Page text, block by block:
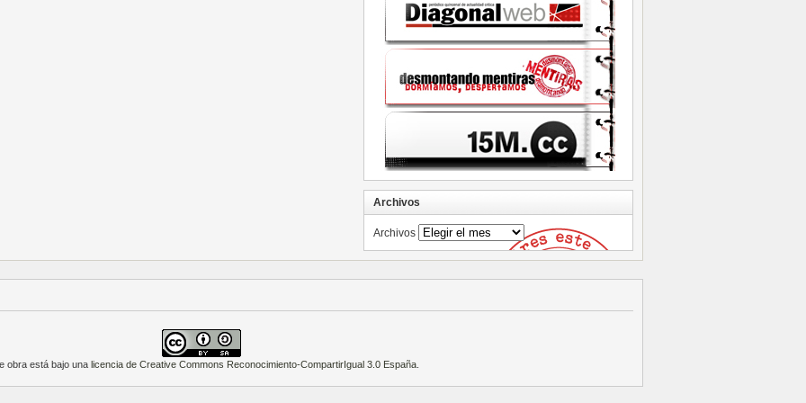
Archivos
Archivos
obra está bajo una licencia de Creative Commons Reconocimiento-CompartirIgual 3.0 España.